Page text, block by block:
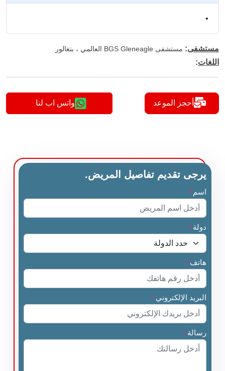
•
مستشفى: مستشفى BGS Gleneagle العالمي ، بنغالور
اللغات:
أحجز الموعد واتس اب لنا
يرجى تقديم تفاصيل المريض.
اسم *
دولة*
هاتف*
البريد الإلكتروني*
رسالة*